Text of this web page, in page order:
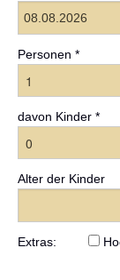
Personen *
davon Kinder *
Alter der Kinder
Extras: